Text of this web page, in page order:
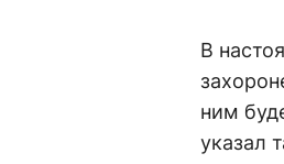
В
ним
указал